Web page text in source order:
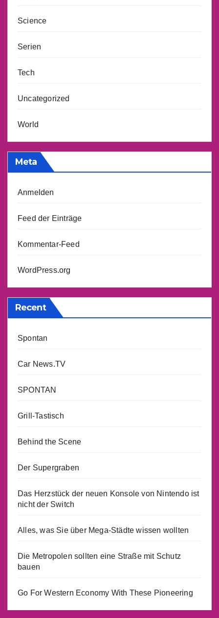
Science
Serien
Tech
Uncategorized
World
Meta
Anmelden
Feed der Einträge
Kommentar-Feed
WordPress.org
Recent
Spontan
Car News.TV
SPONTAN
Grill-Tastisch
Behind the Scene
Der Supergraben
Das Herzstück der neuen Konsole von Nintendo ist
nicht der Switch
Alles, was Sie über Mega-Städte wissen wollten
Die Metropolen sollten eine Straße mit Schutz
bauen
Go For Western Economy With These Pioneering